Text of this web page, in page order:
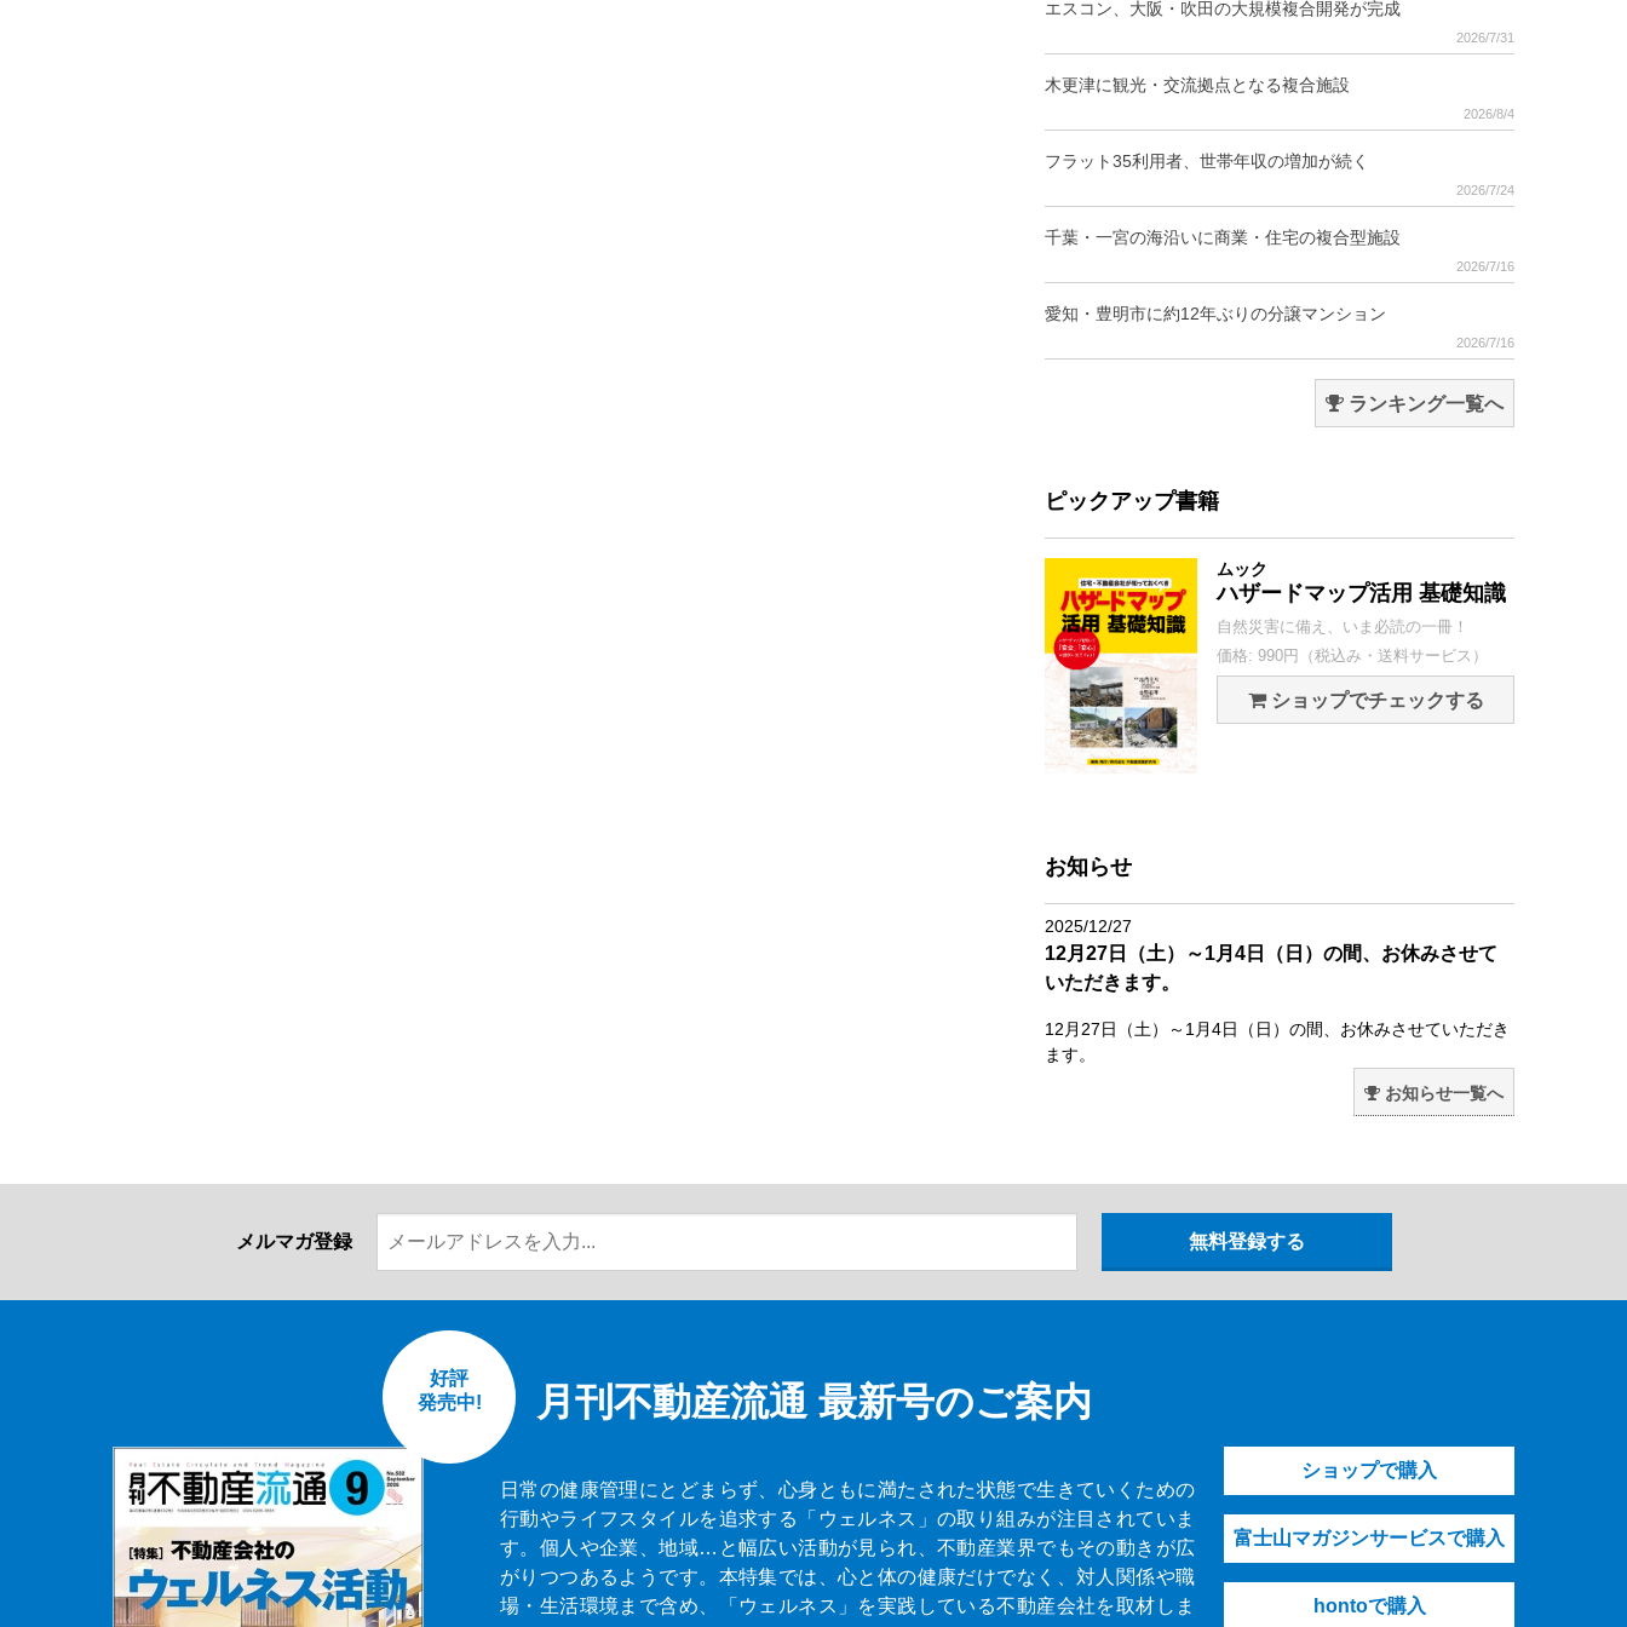
エスコン、大阪・吹田の大規模複合開発が完成
2026/7/31
木更津に観光・交流拠点となる複合施設
2026/8/4
フラット35利用者、世帯年収の増加が続く
2026/7/24
千葉・一宮の海沿いに商業・住宅の複合型施設
2026/7/16
愛知・豊明市に約12年ぶりの分譲マンション
2026/7/16
ランキング一覧へ
ピックアップ書籍
ムック
ハザードマップ活用 基礎知識
自然災害に備え、いま必読の一冊！
価格: 990円（税込み・送料サービス）
ショップでチェックする
お知らせ
2025/12/27
12月27日（土）～1月4日（日）の間、お休みさせて
いただきます。
12月27日（土）～1月4日（日）の間、お休みさせていただき
ます。
お知らせ一覧へ
メルマガ登録
月刊不動産流通 最新号のご案内
好評
発売中!
日常の健康管理にとどまらず、心身ともに満たされた状態で生きていくための
行動やライフスタイルを追求する「ウェルネス」の取り組みが注目されていま
す。個人や企業、地域…と幅広い活動が見られ、不動産業界でもその動きが広
がりつつあるようです。本特集では、心と体の健康だけでなく、対人関係や職
場・生活環境まで含め、「ウェルネス」を実践している不動産会社を取材しま
ショップで購入
富士山マガジンサービスで購入
hontoで購入